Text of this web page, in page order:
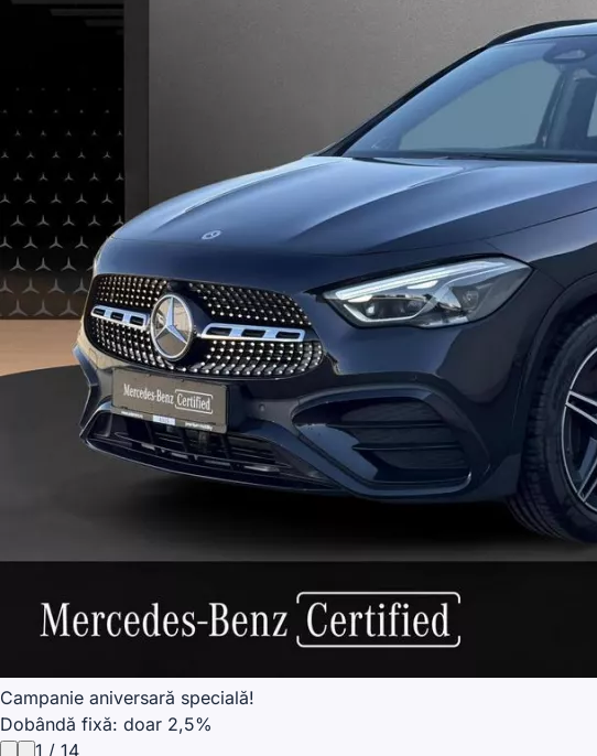
Campanie aniversară specială!
Dobândă fixă: doar 2,5%
1 / 14